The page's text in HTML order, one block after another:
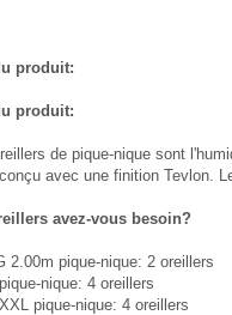
produit:
produit:
de pique-nique sont
avec une finition Tevlon.
avez-vous besoin?
2.00m pique-nique: 2 oreillers
nique: 4 oreillers
pique-nique: 4 oreillers